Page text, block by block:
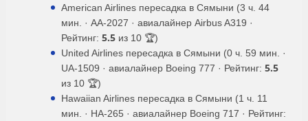
American Airlines пересадка в Сямыни (3 ч. 44
мин. · AA-2027 · авиалайнер Airbus A319 ·
Рейтинг: 5.5 из 10 🏆)
United Airlines пересадка в Сямыни (0 ч. 59 мин. ·
UA-1509 · авиалайнер Boeing 777 · Рейтинг: 5.5
из 10 🏆)
Hawaiian Airlines пересадка в Сямыни (1 ч. 11
мин. · HA-265 · авиалайнер Boeing 717 · Рейтинг: